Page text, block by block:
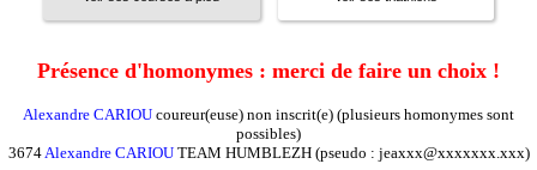
Présence d'homonymes : merci de faire un choix !
Alexandre CARIOU coureur(euse) non inscrit(e) (plusieurs homonymes sont
possibles)
3674Alexandre CARIOUTEAM HUMBLEZH (pseudo : jeaxxx@xxxxxxx.xxx)